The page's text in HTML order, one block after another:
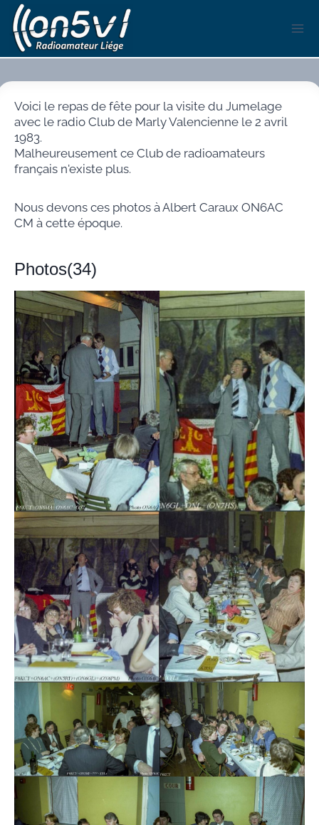
Aller
au
contenu
Voici le repas de fête pour la visite du Jumelage
avec le radio Club de Marly Valencienne le 2 avril
1983.
Malheureusement ce Club de radioamateurs
français n'existe plus.
Nous devons ces photos à Albert Caraux ON6AC
CM à cette époque.
Photos(34)